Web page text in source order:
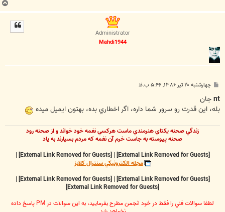
Administrator
Mahdi1944
س
ت
چهارشنبه ۲۰ تیر ۱۳۸۶, ۵:۴۶ ب.ظ
ntجان
بله، اين قدرت رو سرور شما داره، اگر اخطاري بده، بهتون ايميل ميده
زندگي صحنه يکتاي هنرمندي ماست هرکسي نغمه خود خواند و از صحنه رود
صحنه پيوسته به جاست خرم آن نغمه که مردم بسپارند به ياد
[External Link Removed for Guests]
|
[External Link Removed for Guests]
|
مجله الکترونيکي سنترال کلابز
[External Link Removed for Guests]
|
[External Link Removed for Guests]
|
[External Link Removed for Guests]
لطفا سوالات فني را فقط در خود انجمن مطرح بفرماييد، به اين سوالات در PM پاسخ داده